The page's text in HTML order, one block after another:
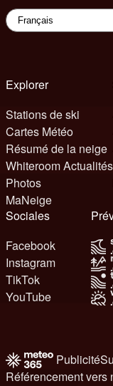
Explorer
Stations de ski
Cartes Météo
Résumé de la neige
Whiteroom Actualités
Photos
MaNeige
Sociales
Facebook
Instagram
TikTok
YouTube
Publicité
Référencement vers